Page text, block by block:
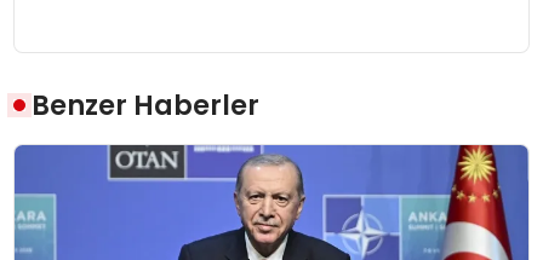
Benzer Haberler